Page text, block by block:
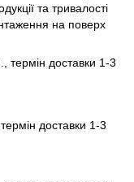
та тривалості
на поверх
термін доставки 1-3
доставки 1-3